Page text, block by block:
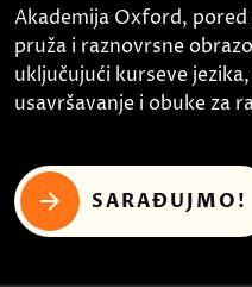
Akademija Oxford,
pruža i raznovrsne
uključujući kurseve
usavršavanje i obuke za
SARAĐUJMO!